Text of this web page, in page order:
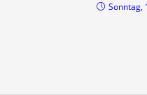
Sonntag,